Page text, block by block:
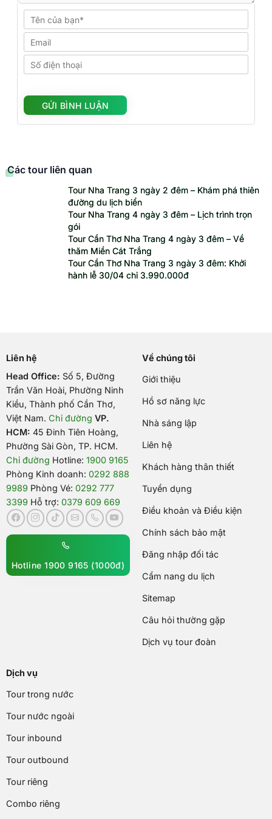
Các tour liên quan
Tour Nha Trang 3 ngày 2 đêm – Khám phá thiên
đường du lịch biển
Tour Nha Trang 4 ngày 3 đêm – Lịch trình trọn
gói
Tour Cần Thơ Nha Trang 4 ngày 3 đêm – Về
thăm Miền Cát Trắng
Tour Cần Thơ Nha Trang 3 ngày 3 đêm: Khởi
hành lễ 30/04 chỉ 3.990.000đ
Liên hệ
Head Office: Số 5, Đường
Trần Văn Hoài, Phường Ninh
Kiều, Thành phố Cần Thơ,
Việt Nam. Chỉ đường VP.
HCM: 45 Đinh Tiên Hoàng,
Phường Sài Gòn, TP. HCM.
Chỉ đường Hotline: 1900 9165
Phòng Kinh doanh: 0292 888
9989 Phòng Vé: 0292 777
3399 Hỗ trợ: 0379 609 669
Hotline 1900 9165 (1000đ)
Về chúng tôi
Giới thiệu
Hồ sơ năng lực
Nhà sáng lập
Liên hệ
Khách hàng thân thiết
Tuyển dụng
Điều khoản và Điều kiện
Chính sách bảo mật
Đăng nhập đối tác
Cẩm nang du lịch
Sitemap
Câu hỏi thường gặp
Dịch vụ tour đoàn
Dịch vụ
Tour trong nước
Tour nước ngoài
Tour inbound
Tour outbound
Tour riêng
Combo riêng